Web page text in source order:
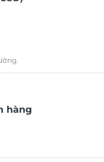
hàng